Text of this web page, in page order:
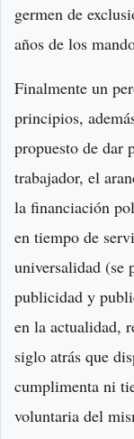
germen de
años de los
Finalmente un
principios,
propuesto de dar
trabajador, el
la financiación
en tiempo de
universalidad (se
publicidad y
en la actualidad,
siglo atrás que
cumplimenta ni
voluntaria del